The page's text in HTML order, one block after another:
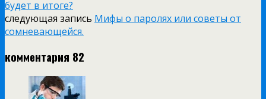
будет в итоге?
следующая запись Мифы о паролях или советы от
сомневающейся.
комментария 82